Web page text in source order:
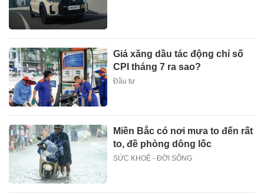
Giá xăng dầu tác động chỉ số
CPI tháng 7 ra sao?
Đầu tư
Miền Bắc có nơi mưa to đến rất
to, đề phòng dông lốc
SỨC KHOẺ - ĐỜI SỐNG